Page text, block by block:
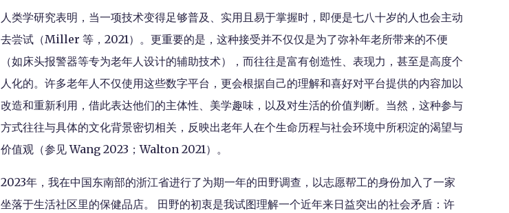
人类学研究表明，当一项技术变得足够普及、实用且易于掌握时，即便是七八十岁的人也会主动
去尝试（Miller 等，2021）。更重要的是，这种接受并不仅仅是为了弥补年老所带来的不便
（如床头报警器等专为老年人设计的辅助技术），而往往是富有创造性、表现力，甚至是高度个
人化的。许多老年人不仅使用这些数字平台，更会根据自己的理解和喜好对平台提供的内容加以
改造和重新利用，借此表达他们的主体性、美学趣味，以及对生活的价值判断。当然，这种参与
方式往往与具体的文化背景密切相关，反映出老年人在个生命历程与社会环境中所积淀的渴望与
价值观（参见 Wang 2023；Walton 2021）。
2023年，我在中国东南部的浙江省进行了为期一年的田野调查，以志愿帮工的身份加入了一家
坐落于生活社区里的保健品店。 田野的初衷是我试图理解一个近年来日益突出的社会矛盾：许